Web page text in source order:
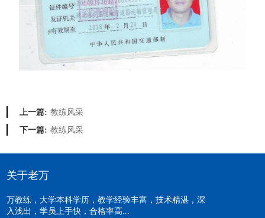
上一篇: 教练风采
下一篇: 教练风采
关于老万
万教练，大学本科学历，教学经验丰富，技术精湛，深
入浅出，学员上手快，合格率高...